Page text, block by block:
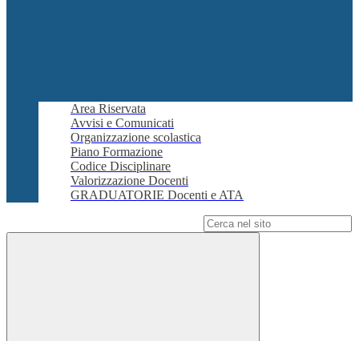
Area Riservata
Avvisi e Comunicati
Organizzazione scolastica
Piano Formazione
Codice Disciplinare
Valorizzazione Docenti
GRADUATORIE Docenti e ATA